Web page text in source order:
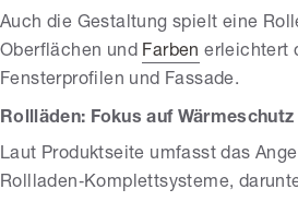
Auch die Gestaltung spielt eine
Oberflächen und Farben erleichtert
Fensterprofilen und Fassade.
Rollläden: Fokus auf
Laut Produktseite umfasst das
Rollladen‑Komplettsysteme,